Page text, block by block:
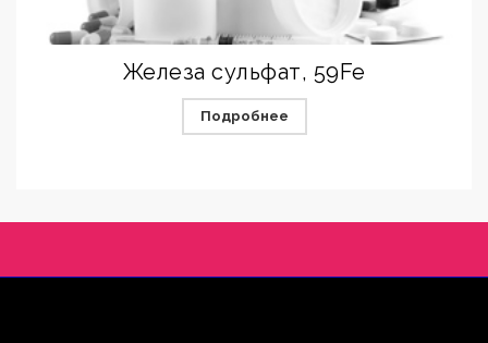
Железа сульфат, 59Fe
Подробнее